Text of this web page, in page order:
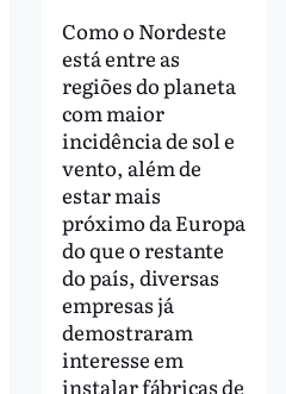
Como o Nordeste
está entre as
regiões do planeta
com maior
incidência de sol e
vento, além de
estar mais
próximo da Europa
do que o restante
do país, diversas
empresas já
demostraram
interesse em
instalar fábricas de